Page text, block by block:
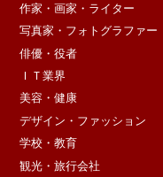
作家・画家・ライター
写真家・フォトグラファー
俳優・役者
ＩＴ業界
美容・健康
デザイン・ファッション
学校・教育
観光・旅行会社